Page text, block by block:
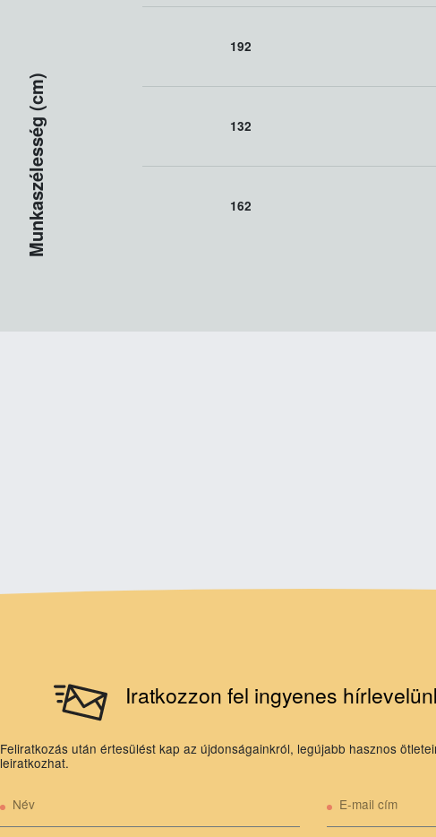
Munkaszélesség (cm)
192
132
162
Iratkozzon fel ingyenes
Feliratkozás után értesülést kap az újdonságainkról, legújabb hasznos
leiratkozhat.
Név E-mail cím